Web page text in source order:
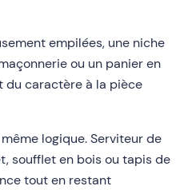
empilées, une niche
ou un panier en
caractère à la pièce
logique. Serviteur de
soufflet en bois ou tapis de
tout en restant